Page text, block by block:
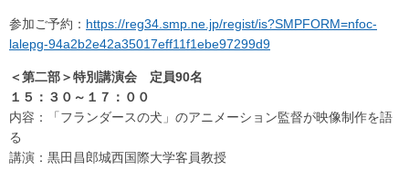
参加ご予約： https://reg34.smp.ne.jp/regist/is?SMPFORM=nfoc-
lalepg-94a2b2e42a35017eff11f1ebe97299d9
＜第二部＞特別講演会 定員90名
１５：３０～１７：００
内容：「フランダースの犬」のアニメーション監督が映像制作を語
る
講演：黒田昌郎城西国際大学客員教授